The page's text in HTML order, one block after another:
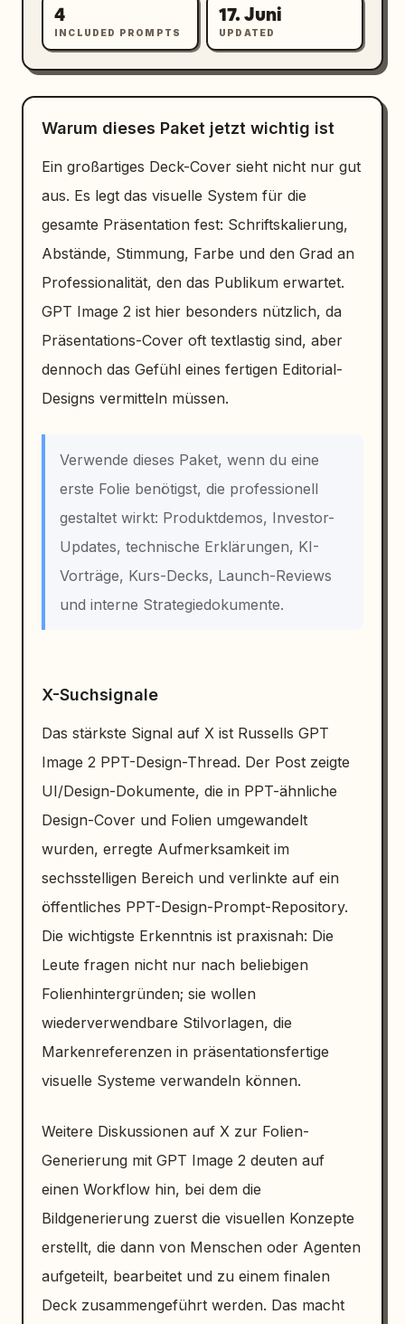
4
INCLUDED PROMPTS
17. Juni
UPDATED
Warum dieses Paket jetzt wichtig ist
Ein großartiges Deck-Cover sieht nicht nur gut
aus. Es legt das visuelle System für die
gesamte Präsentation fest: Schriftskalierung,
Abstände, Stimmung, Farbe und den Grad an
Professionalität, den das Publikum erwartet.
GPT Image 2 ist hier besonders nützlich, da
Präsentations-Cover oft textlastig sind, aber
dennoch das Gefühl eines fertigen Editorial-
Designs vermitteln müssen.
Verwende dieses Paket, wenn du eine
erste Folie benötigst, die professionell
gestaltet wirkt: Produktdemos, Investor-
Updates, technische Erklärungen, KI-
Vorträge, Kurs-Decks, Launch-Reviews
und interne Strategiedokumente.
X-Suchsignale
Das stärkste Signal auf X ist Russells GPT
Image 2 PPT-Design-Thread. Der Post zeigte
UI/Design-Dokumente, die in PPT-ähnliche
Design-Cover und Folien umgewandelt
wurden, erregte Aufmerksamkeit im
sechsstelligen Bereich und verlinkte auf ein
öffentliches PPT-Design-Prompt-Repository.
Die wichtigste Erkenntnis ist praxisnah: Die
Leute fragen nicht nur nach beliebigen
Folienhintergründen; sie wollen
wiederverwendbare Stilvorlagen, die
Markenreferenzen in präsentationsfertige
visuelle Systeme verwandeln können.
Weitere Diskussionen auf X zur Folien-
Generierung mit GPT Image 2 deuten auf
einen Workflow hin, bei dem die
Bildgenerierung zuerst die visuellen Konzepte
erstellt, die dann von Menschen oder Agenten
aufgeteilt, bearbeitet und zu einem finalen
Deck zusammengeführt werden. Das macht